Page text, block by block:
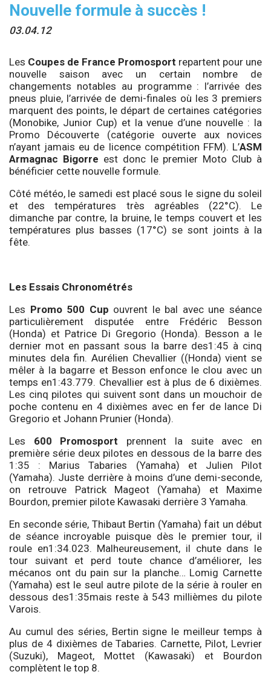
Nouvelle formule à succès !
03.04.12
Les Coupes de France Promosport repartent pour une
nouvelle saison avec un certain nombre de
changements notables au programme : l’arrivée des
pneus pluie, l’arrivée de demi-finales où les 3 premiers
marquent des points, le départ de certaines catégories
(Monobike, Junior Cup) et la venue d’une nouvelle : la
Promo Découverte (catégorie ouverte aux novices
n’ayant jamais eu de licence compétition FFM). L’ASM
Armagnac Bigorre est donc le premier Moto Club à
bénéficier cette nouvelle formule.
Côté météo, le samedi est placé sous le signe du soleil
et des températures très agréables (22°C). Le
dimanche par contre, la bruine, le temps couvert et les
températures plus basses (17°C) se sont joints à la
fête.
Les Essais Chronométrés
Les Promo 500 Cup ouvrent le bal avec une séance
particulièrement disputée entre Frédéric Besson
(Honda) et Patrice Di Gregorio (Honda). Besson a le
dernier mot en passant sous la barre des1:45 à cinq
minutes dela fin. Aurélien Chevallier ((Honda) vient se
mêler à la bagarre et Besson enfonce le clou avec un
temps en1:43.779. Chevallier est à plus de 6 dixièmes.
Les cinq pilotes qui suivent sont dans un mouchoir de
poche contenu en 4 dixièmes avec en fer de lance Di
Gregorio et Johann Prunier (Honda).
Les 600 Promosport prennent la suite avec en
première série deux pilotes en dessous de la barre des
1:35 : Marius Tabaries (Yamaha) et Julien Pilot
(Yamaha). Juste derrière à moins d’une demi-seconde,
on retrouve Patrick Mageot (Yamaha) et Maxime
Bourdon, premier pilote Kawasaki derrière 3 Yamaha.
En seconde série, Thibaut Bertin (Yamaha) fait un début
de séance incroyable puisque dès le premier tour, il
roule en1:34.023. Malheureusement, il chute dans le
tour suivant et perd toute chance d’améliorer, les
mécanos ont du pain sur la planche… Lomig Carnette
(Yamaha) est le seul autre pilote de la série à rouler en
dessous des1:35mais reste à 543 millièmes du pilote
Varois.
Au cumul des séries, Bertin signe le meilleur temps à
plus de 4 dixièmes de Tabaries. Carnette, Pilot, Levrier
(Suzuki), Mageot, Mottet (Kawasaki) et Bourdon
complètent le top 8.